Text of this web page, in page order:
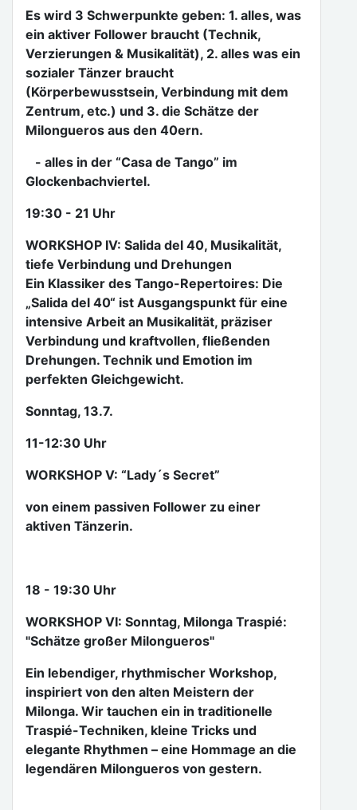
Es wird 3 Schwerpunkte geben: 1. alles, was
ein aktiver Follower braucht (Technik,
Verzierungen & Musikalität), 2. alles was ein
sozialer Tänzer braucht
(Körperbewusstsein, Verbindung mit dem
Zentrum, etc.) und 3. die Schätze der
Milongueros aus den 40ern.
- alles in der “Casa de Tango” im
Glockenbachviertel.
19:30 - 21 Uhr
WORKSHOP IV: Salida del 40, Musikalität,
tiefe Verbindung und Drehungen
Ein Klassiker des Tango-Repertoires: Die
„Salida del 40“ ist Ausgangspunkt für eine
intensive Arbeit an Musikalität, präziser
Verbindung und kraftvollen, fließenden
Drehungen. Technik und Emotion im
perfekten Gleichgewicht.
Sonntag, 13.7.
11-12:30 Uhr
WORKSHOP V: “Lady´s Secret”
von einem passiven Follower zu einer
aktiven Tänzerin.
18 - 19:30 Uhr
WORKSHOP VI: Sonntag, Milonga Traspié:
"Schätze großer Milongueros"
Ein lebendiger, rhythmischer Workshop,
inspiriert von den alten Meistern der
Milonga. Wir tauchen ein in traditionelle
Traspié-Techniken, kleine Tricks und
elegante Rhythmen – eine Hommage an die
legendären Milongueros von gestern.